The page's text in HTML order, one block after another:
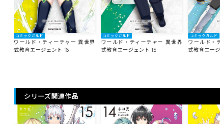
コミックガルド
ワールド・ティーチャー 異世界
式教育エージェント 16
コミックガルド
ワールド・ティーチャー 異世界
式教育エージェント 15
コミックガルド
ワールド・
式教育エー
シリーズ関連作品